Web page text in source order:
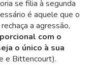
se filia à segunda
é aquele que o
a agressão,
com o
o único à sua
e Bittencourt).